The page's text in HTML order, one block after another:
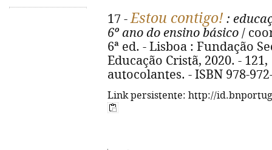
17 -Estou contigo! :
6º ano do ensino básico /
6ª ed. - Lisboa : Fundação
Educação Cristã, 2020. -
autocolantes. - ISBN 978-
Link persistente: http://